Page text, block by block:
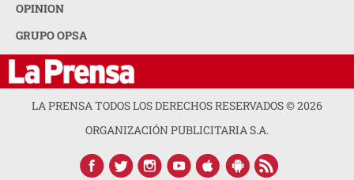
OPINION
GRUPO OPSA
LA PRENSA TODOS LOS DERECHOS RESERVADOS ©2026
ORGANIZACIÓN PUBLICITARIA S.A.